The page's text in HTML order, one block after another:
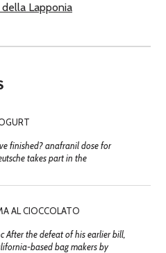
della Lapponia
finished? anafranil dose for
takes part in the
AL CIOCCOLATO
After the defeat of his earlier bill,
based bag makers by